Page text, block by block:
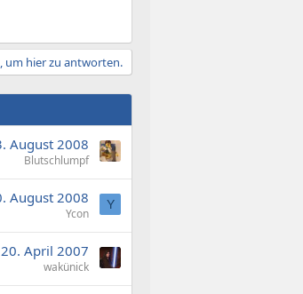
um hier zu antworten.
August 2008
Blutschlumpf
August 2008
Ycon
Y
20. April 2007
wakünick